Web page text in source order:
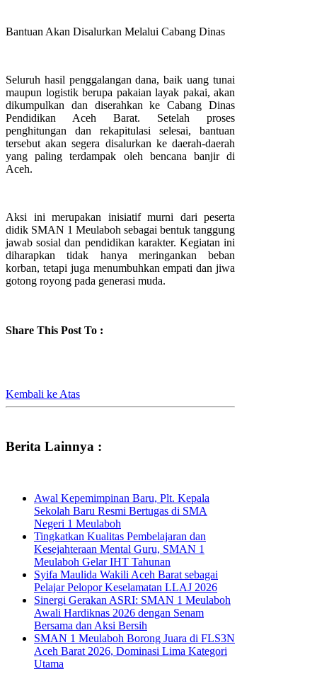
Bantuan Akan Disalurkan Melalui Cabang Dinas
Seluruh hasil penggalangan dana, baik uang tunai
maupun logistik berupa pakaian layak pakai, akan
dikumpulkan dan diserahkan ke Cabang Dinas
Pendidikan Aceh Barat. Setelah proses
penghitungan dan rekapitulasi selesai, bantuan
tersebut akan segera disalurkan ke daerah-daerah
yang paling terdampak oleh bencana banjir di
Aceh.
Aksi ini merupakan inisiatif murni dari peserta
didik SMAN 1 Meulaboh sebagai bentuk tanggung
jawab sosial dan pendidikan karakter. Kegiatan ini
diharapkan tidak hanya meringankan beban
korban, tetapi juga menumbuhkan empati dan jiwa
gotong royong pada generasi muda.
Share This Post To :
Kembali ke Atas
Berita Lainnya :
Awal Kepemimpinan Baru, Plt. Kepala
Sekolah Baru Resmi Bertugas di SMA
Negeri 1 Meulaboh
Tingkatkan Kualitas Pembelajaran dan
Kesejahteraan Mental Guru, SMAN 1
Meulaboh Gelar IHT Tahunan
Syifa Maulida Wakili Aceh Barat sebagai
Pelajar Pelopor Keselamatan LLAJ 2026
Sinergi Gerakan ASRI: SMAN 1 Meulaboh
Awali Hardiknas 2026 dengan Senam
Bersama dan Aksi Bersih
SMAN 1 Meulaboh Borong Juara di FLS3N
Aceh Barat 2026, Dominasi Lima Kategori
Utama